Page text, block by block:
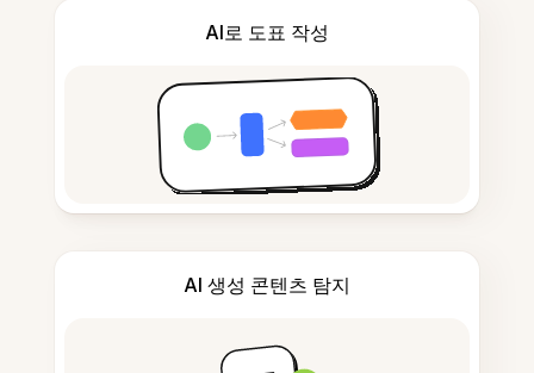
AI로 도표 작성
AI 생성 콘텐츠 탐지